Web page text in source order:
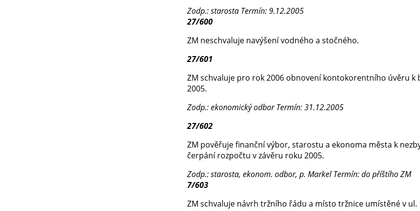
Zodp.: starosta Termín: 9.12.2005
27/600
ZM neschvaluje navýšení vodného a stočného.
27/601
ZM schvaluje pro rok 2006 obnovení kontokorentního úvěru
2005.
Zodp.: ekonomický odbor Termín: 31.12.2005
27/602
ZM pověřuje finanční výbor, starostu a ekonoma města k
čerpání rozpočtu v závěru roku 2005.
Zodp.: starosta, ekonom. odbor, p. Markel Termín: do příštího ZM
7/603
ZM schvaluje návrh tržního řádu a místo tržnice umístěné v